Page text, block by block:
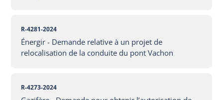
R-4281-2024
Énergir - Demande relative à un projet de
relocalisation de la conduite du pont Vachon
R-4273-2024